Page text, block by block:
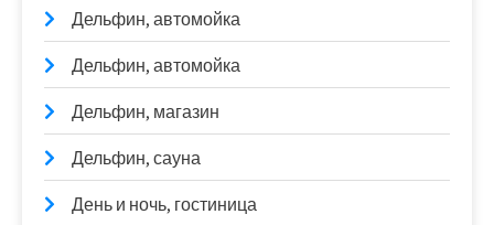
Дельфин, автомойка
Дельфин, автомойка
Дельфин, магазин
Дельфин, сауна
День и ночь, гостиница